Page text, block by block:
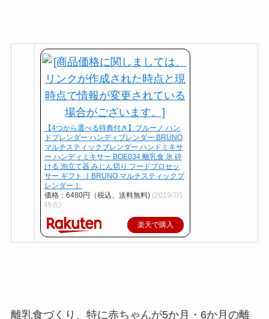
【4つから選べる特典付き】ブルーノ ハン
ドブレンダー ハンディブレンダー BRUNO
マルチスティックブレンダー ハンドミキサ
ー ハンディミキサー BOE034 離乳食 氷 砕
ける 泡立て器 みじん切り フードプロセッ
サー ギフト［ BRUNO マルチスティックブ
レンダー ］
価格：6480円（税込、送料無料) (2019/7/1
時点)
楽天で購入
離乳食づくり、特に赤ちゃんが5か月・6か月の離